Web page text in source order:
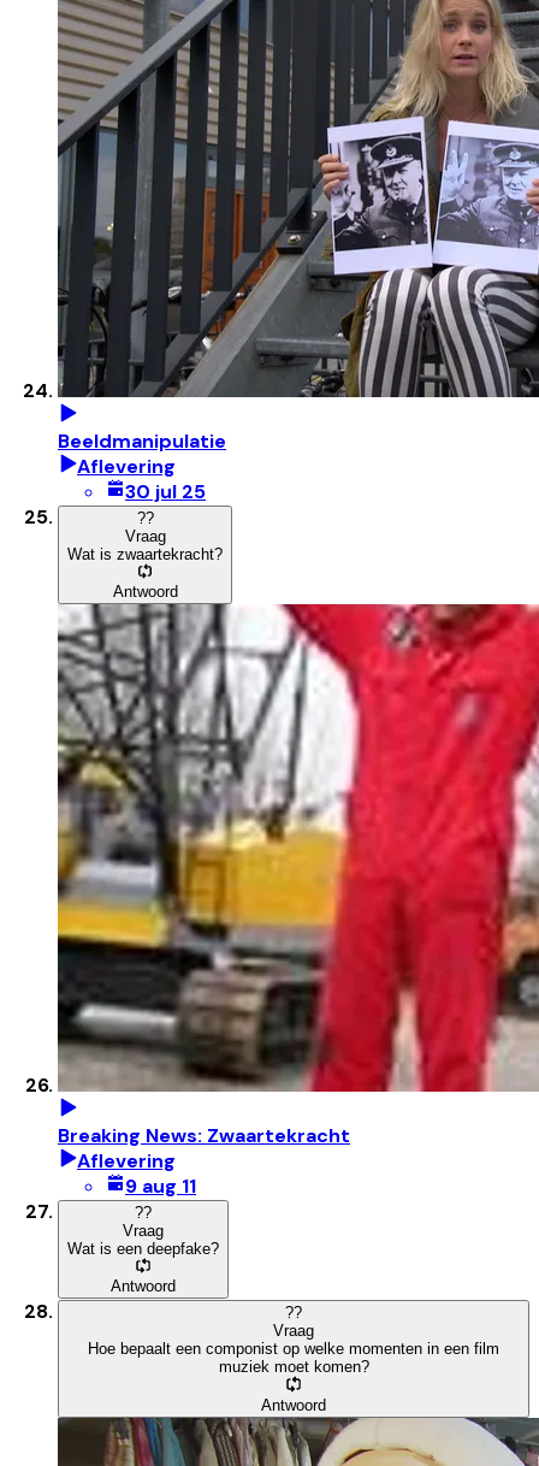
Beeldmanipulatie
Aflevering
30 jul 25
??
Vraag
Wat is zwaartekracht?
Antwoord
Breaking News: Zwaartekracht
Aflevering
9 aug 11
??
Vraag
Wat is een deepfake?
Antwoord
??
Vraag
Hoe bepaalt een componist op welke momenten in een film
muziek moet komen?
Antwoord